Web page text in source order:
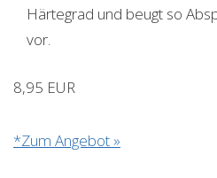
Härtegrad und beugt so
vor.
8,95 EUR
*Zum Angebot »